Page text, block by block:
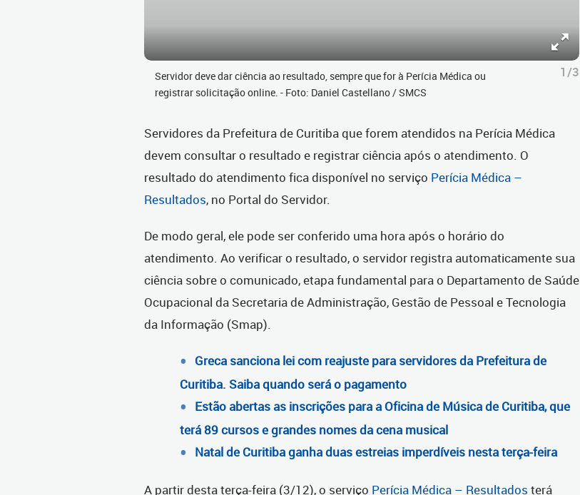
Servidor deve dar ciência ao resultado, sempre que for à Perícia Médica ou
registrar solicitação online. - Foto: Daniel Castellano / SMCS
1/3
Servidores da Prefeitura de Curitiba que forem atendidos na Perícia Médica
devem consultar o resultado e registrar ciência após o atendimento. O
resultado do atendimento fica disponível no serviço Perícia Médica –
Resultados, no Portal do Servidor.
De modo geral, ele pode ser conferido uma hora após o horário do
atendimento. Ao verificar o resultado, o servidor registra automaticamente sua
ciência sobre o comunicado, etapa fundamental para o Departamento de Saúde
Ocupacional da Secretaria de Administração, Gestão de Pessoal e Tecnologia
da Informação (Smap).
Greca sanciona lei com reajuste para servidores da Prefeitura de
Curitiba. Saiba quando será o pagamento
Estão abertas as inscrições para a Oficina de Música de Curitiba, que
terá 89 cursos e grandes nomes da cena musical
Natal de Curitiba ganha duas estreias imperdíveis nesta terça-feira
A partir desta terça-feira (3/12), o serviço Perícia Médica – Resultados terá